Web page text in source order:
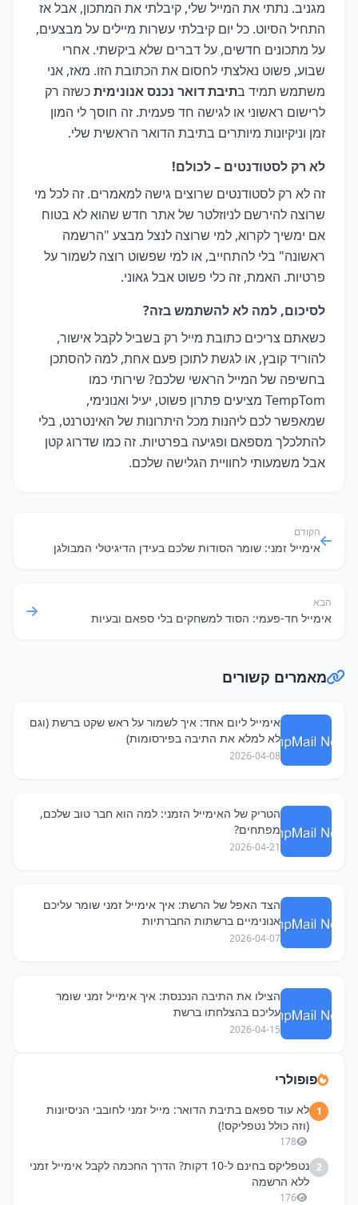
מגניב. נתתי את המייל שלי, קיבלתי את המתכון, אבל אז
התחיל הסיוט. כל יום קיבלתי עשרות מיילים על מבצעים,
על מתכונים חדשים, על דברים שלא ביקשתי. אחרי
שבוע, פשוט נאלצתי לחסום את הכתובת הזו. מאז, אני
משתמש תמיד בתיבת דואר נכנס אנונימיתכשזה רק
לרישום ראשוני או לגישה חד פעמית. זה חוסך לי המון
זמן וניקיונות מיותרים בתיבת הדואר הראשית שלי.
לא רק לסטודנטים – לכולם!
זה לא רק לסטודנטים שרוצים גישה למאמרים. זה לכל מי
שרוצה להירשם לניוזלטר של אתר חדש שהוא לא בטוח
אם ימשיך לקרוא, למי שרוצה לנצל מבצע "הרשמה
ראשונה" בלי להתחייב, או למי שפשוט רוצה לשמור על
פרטיות. האמת, זה כלי פשוט אבל גאוני.
לסיכום, למה לא להשתמש בזה?
כשאתם צריכים כתובת מייל רק בשביל לקבל אישור,
להוריד קובץ, או לגשת לתוכן פעם אחת, למה להסתכן
בחשיפה של המייל הראשי שלכם? שירותי כמו
TempTom מציעים פתרון פשוט, יעיל ואנונימי,
שמאפשר לכם ליהנות מכל היתרונות של האינטרנט, בלי
להתלכלך מספאם ופגיעה בפרטיות. זה כמו שדרוג קטן
אבל משמעותי לחוויית הגלישה שלכם.
הקודם
אימייל זמני: שומר הסודות שלכם בעידן הדיגיטלי המבולגן
הבא
אימייל חד-פעמי: הסוד למשחקים בלי ספאם ובעיות
מאמרים קשורים
אימייל ליום אחד: איך לשמור על ראש שקט ברשת (וגם
לא למלא את התיבה בפירסומות)
2026-04-08
הטריק של האימייל הזמני: למה הוא חבר טוב שלכם,
מפתחים?
2026-04-21
הצד האפל של הרשת: איך אימייל זמני שומר עליכם
אנונימיים ברשתות החברתיות
2026-04-07
הצילו את התיבה הנכנסת: איך אימייל זמני שומר
עליכם בהצלחתו ברשת
2026-04-15
פופולרי
1 לא עוד ספאם בתיבת הדואר: מייל זמני לחובבי הניסיונות
(וזה כולל נטפליקס!)
178
2
נטפליקס בחינם ל-10 דקות? הדרך החכמה לקבל אימייל זמני
ללא הרשמה
176